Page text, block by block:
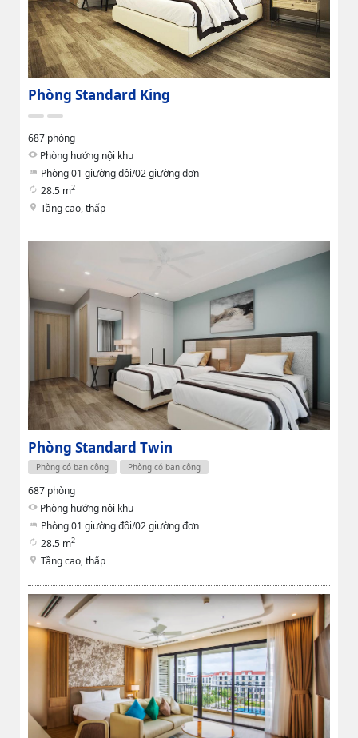
Phòng Standard King
687 phòng
Phòng hướng nội khu
Phòng 01 giường đôi/02 giường đơn
28.5 m2
Tầng cao, thấp
Phòng Standard Twin
Phòng có ban công Phòng có ban công
687 phòng
Phòng hướng nội khu
Phòng 01 giường đôi/02 giường đơn
28.5 m2
Tầng cao, thấp